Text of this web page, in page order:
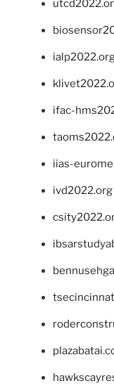
ifac-
iias-
ivd2022.org